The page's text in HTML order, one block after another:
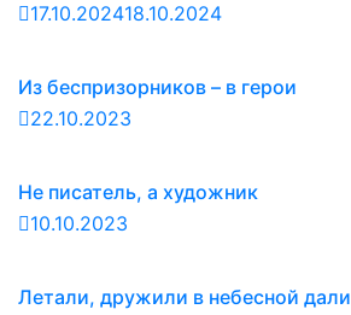
17.10.202418.10.2024
Из беспризорников – в герои
22.10.2023
Не писатель, а художник
10.10.2023
Летали, дружили в небесной дали